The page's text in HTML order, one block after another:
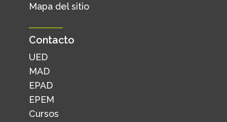
Mapa del sitio
Contacto
UED
MAD
EPAD
EPEM
Cursos